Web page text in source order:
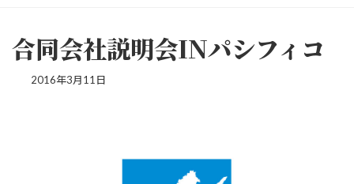
合同会社説明会INパシフィコ
2016年3月11日